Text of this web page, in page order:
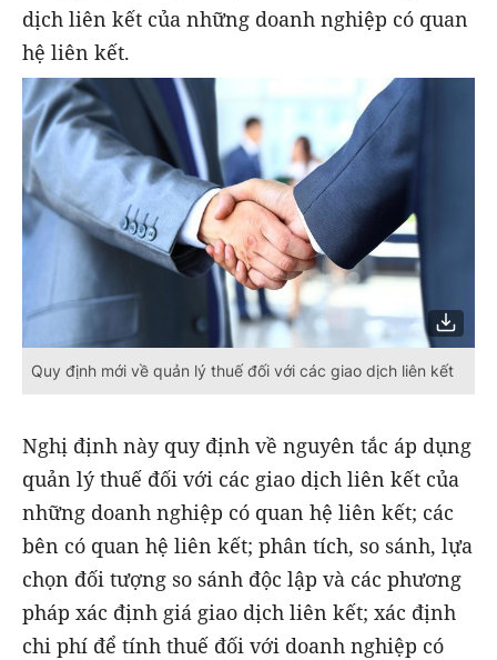
dịch liên kết của những doanh nghiệp có quan
hệ liên kết.
Quy định mới về quản lý thuế đối với các giao dịch liên kết
Nghị định này quy định về nguyên tắc áp dụng
quản lý thuế đối với các giao dịch liên kết của
những doanh nghiệp có quan hệ liên kết; các
bên có quan hệ liên kết; phân tích, so sánh, lựa
chọn đối tượng so sánh độc lập và các phương
pháp xác định giá giao dịch liên kết; xác định
chi phí để tính thuế đối với doanh nghiệp có